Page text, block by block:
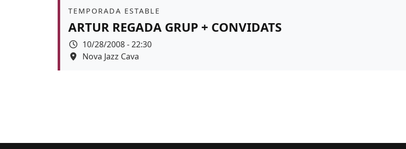
Àmbit
TEMPORADA ESTABLE
ARTUR REGADA GRUP + CONVIDATS
Data
10/28/2008 - 22:30
Espai
Nova Jazz Cava